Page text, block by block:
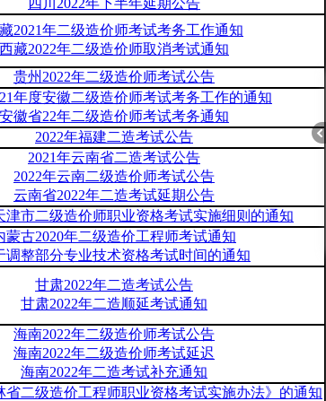
2021年二级造价师考试考务工作通知
西藏2022年二级造价师取消考试通知
贵州2022年二级造价师考试公告
年度安徽二级造价师考试考务工作的通知
安徽省22年二级造价师考试考务通知
2022年福建二造考试公告
2021年云南省二造考试公告
2022年云南二级造价师考试公告
云南省2022年二造考试延期公告
津市二级造价师职业资格考试实施细则的通知
蒙古2020年二级造价工程师考试通知
调整部分专业技术资格考试时间的通知
甘肃2022年二造考试公告
甘肃2022年二造顺延考试通知
海南2022年二级造价师考试公告
海南2022年二级造价师考试延迟
海南2022年二造考试补充通知
省二级造价工程师职业资格考试实施办法》的通知
折